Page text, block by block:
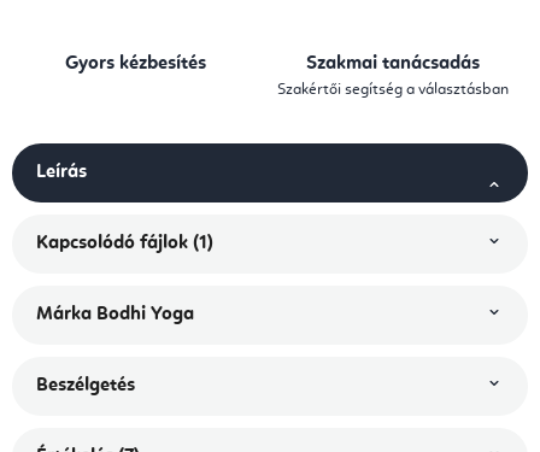
Gyors kézbesítés Szakmai tanácsadás
Szakértői segítség a választásban
Leírás
Kapcsolódó fájlok (1)
Márka Bodhi Yoga
Beszélgetés